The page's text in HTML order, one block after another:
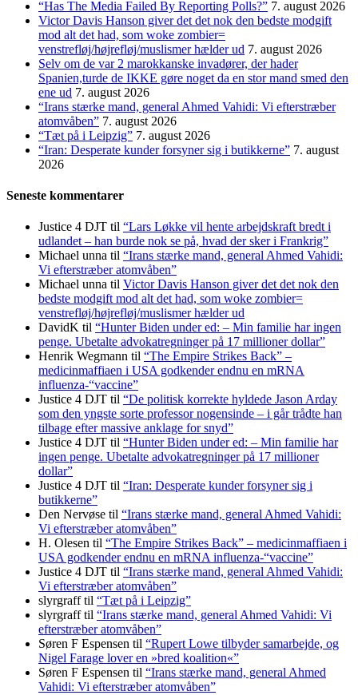
“Has The Media Failed By Reporting Polls?” 7. august 2026
Victor Davis Hanson giver det det nok den bedste modgift
mod alt det had, som woke zombier=
venstrefløj/højrefløj/muslismer hælder ud 7. august 2026
Selv om de var 2 marokkanske invadører, der hader
Spanien,turde de IKKE gøre noget da en stor mand smed den
ene ud 7. august 2026
“Irans stærke mand, general Ahmed Vahidi: Vi efterstræber
atomvåben” 7. august 2026
“Tæt på i Leipzig” 7. august 2026
“Iran: Desperate kunder forsyner sig i butikkerne” 7. august
2026
Seneste kommentarer
Justice 4 DJT til “Lars Løkke vil hente arbejdskraft bredt i
udlandet – han burde nok se på, hvad der sker i Frankrig”
Michael unna til “Irans stærke mand, general Ahmed Vahidi:
Vi efterstræber atomvåben”
Michael unna til Victor Davis Hanson giver det det nok den
bedste modgift mod alt det had, som woke zombier=
venstrefløj/højrefløj/muslismer hælder ud
DavidK til “Hunter Biden under ed: – Min familie har ingen
penge. Ubetalte advokat­regninger på 17 millioner dollar”
Henrik Wegmann til “The Empire Strikes Back” –
medicinmaffiaen i USA godkender endnu en mRNA
influenza-“vaccine”
Justice 4 DJT til “De politisk korrekte hyldede Jason Arday
som den yngste sorte professor nogensinde – i går trådte han
tilbage efter massive anklage for snyd”
Justice 4 DJT til “Hunter Biden under ed: – Min familie har
ingen penge. Ubetalte advokat­regninger på 17 millioner
dollar”
Justice 4 DJT til “Iran: Desperate kunder forsyner sig i
butikkerne”
Den Nervøse til “Irans stærke mand, general Ahmed Vahidi:
Vi efterstræber atomvåben”
H. Olesen til “The Empire Strikes Back” – medicinmaffiaen i
USA godkender endnu en mRNA influenza-“vaccine”
Justice 4 DJT til “Irans stærke mand, general Ahmed Vahidi:
Vi efterstræber atomvåben”
slyrgrafftil “Tæt på i Leipzig”
slyrgrafftil “Irans stærke mand, general Ahmed Vahidi: Vi
efterstræber atomvåben”
Søren F Espensen til “Rupert Lowe tilbyder samarbejde, og
Nigel Farage lover en »bred koalition«”
Søren F Espensen til “Irans stærke mand, general Ahmed
Vahidi: Vi efterstræber atomvåben”